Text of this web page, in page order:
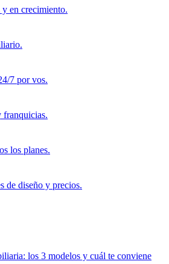
en crecimiento.
7 por vos.
franquicias.
los planes.
de diseño y precios.
los 3 modelos y cuál te conviene